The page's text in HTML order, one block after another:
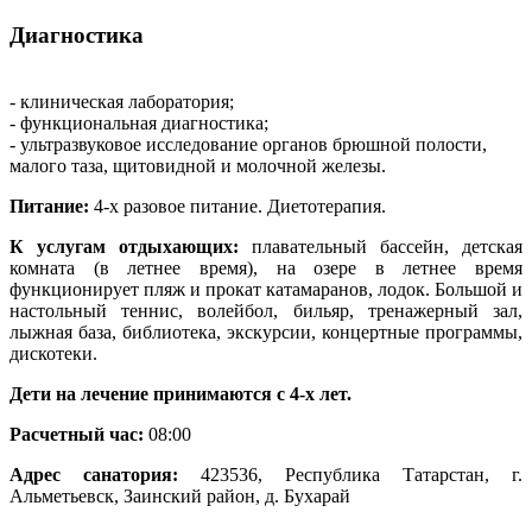
Диагностика
- клиническая лаборатория;
- функциональная диагностика;
- ультразвуковое исследование органов брюшной полости,
малого таза, щитовидной и молочной железы.
Питание: 4-х разовое питание. Диетотерапия.
К услугам отдыхающих: плавательный бассейн, детская
комната (в летнее время), на озере в летнее время
функционирует пляж и прокат катамаранов, лодок. Большой и
настольный теннис, волейбол, бильяр, тренажерный зал,
лыжная база, библиотека, экскурсии, концертные программы,
дискотеки.
Дети на лечение принимаются с 4-х лет.
Расчетный час: 08:00
Адрес санатория: 423536, Республика Татарстан, г.
Альметьевск, Заинский район, д. Бухарай